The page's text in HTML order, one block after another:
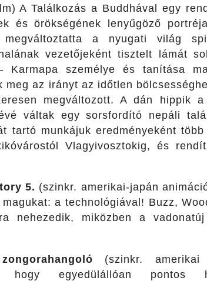
A Találkozás a Buddhával egy
és örökségének lenyűgöző
megváltoztatta a nyugati világ
vezetőjeként tisztelt lámát
Karmapa személye és tanítása
meg az irányt az időtlen
megváltozott. A dán hippik
váltak egy sorsfordító nepáli
tartó munkájuk eredményeként
Vlagyivosztokig, és
5. (szinkr. amerikai-japán
a technológiával! Buzz,
nehezedik, miközben a
(szinkr.
hogy egyedülállóan pontos